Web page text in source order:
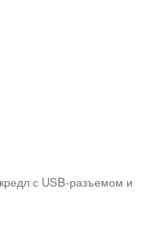
с USB-разъемом и